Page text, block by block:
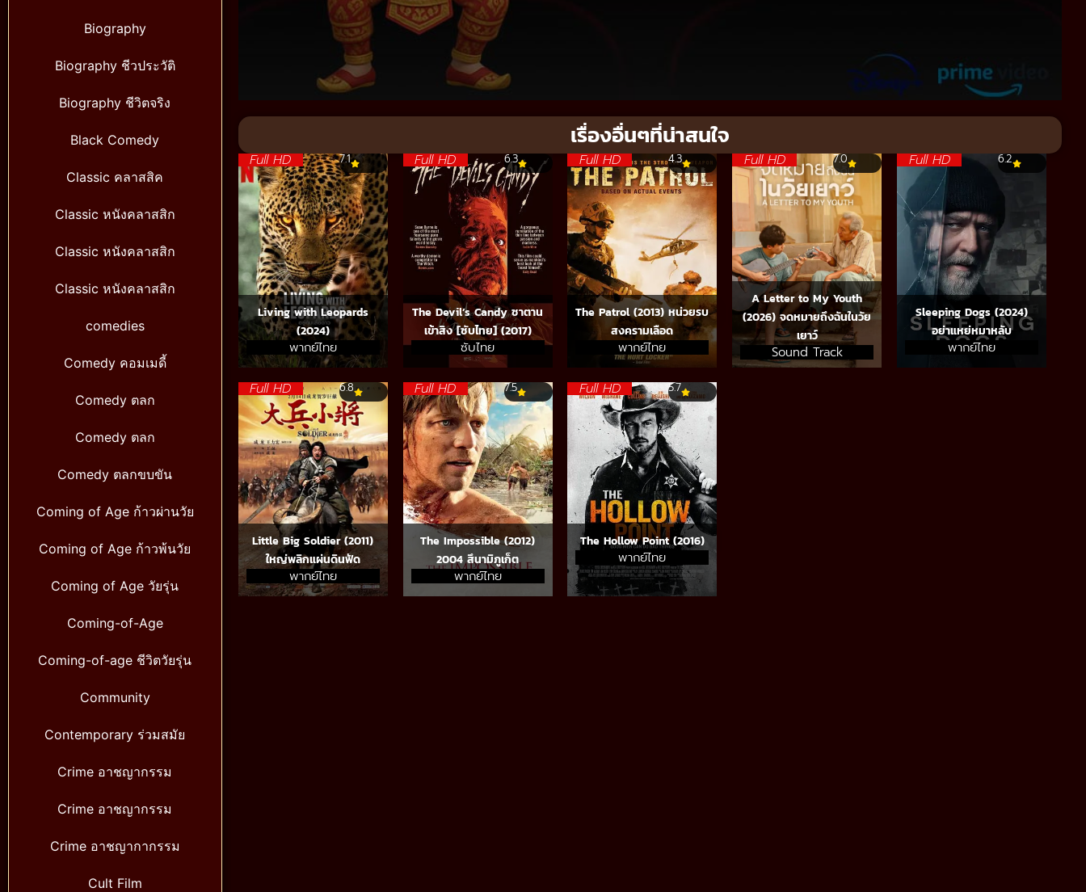
Biography
Biography ชีวประวัติ
Biography ชีวิตจริง
Black Comedy
Classic คลาสสิค
Classic หนังคลาสสิก
Classic หนังคลาสสิก
Classic หนังคลาสสิก
comedies
Comedy คอมเมดี้
Comedy ตลก
Comedy ตลก
Comedy ตลกขบขัน
Coming of Age ก้าวผ่านวัย
Coming of Age ก้าวพ้นวัย
Coming of Age วัยรุ่น
Coming-of-Age
Coming-of-age ชีวิตวัยรุ่น
Community
Contemporary ร่วมสมัย
Crime อาชญากรรม
Crime อาชญากรรม
Crime อาชญากากรรม
Cult Film
90%
เรื่องอื่นๆที่น่าสนใจ
Full HD 7.1
Living with Leopards
(2024)
พากย์ไทย
Full HD 6.3
The Devil’s Candy ซาตาน
เข้าสิง [ซับไทย] (2017)
ซับไทย
Full HD 4.3
The Patrol (2013) หน่วยรบ
สงครามเลือด
พากย์ไทย
Full HD 7.0
A Letter to My Youth
(2026) จดหมายถึงฉันในวัย
เยาว์
Sound Track
Full HD 6.2
Sleeping Dogs (2024)
อย่าแหย่หมาหลับ
พากย์ไทย
Full HD 6.8
Little Big Soldier (2011)
ใหญ่พลิกแผ่นดินฟัด
พากย์ไทย
Full HD 7.5
The Impossible (2012)
2004 สึนามิภูเก็ต
พากย์ไทย
Full HD 5.7
The Hollow Point (2016)
พากย์ไทย